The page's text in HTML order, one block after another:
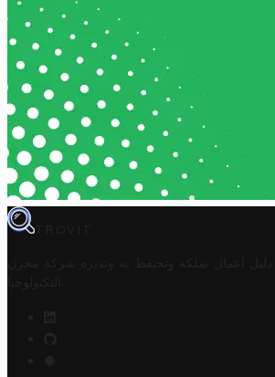
TROVIT
أعمال تملكه وتحتفظ به وتديره
شركة مخزن
التكنولوجيا